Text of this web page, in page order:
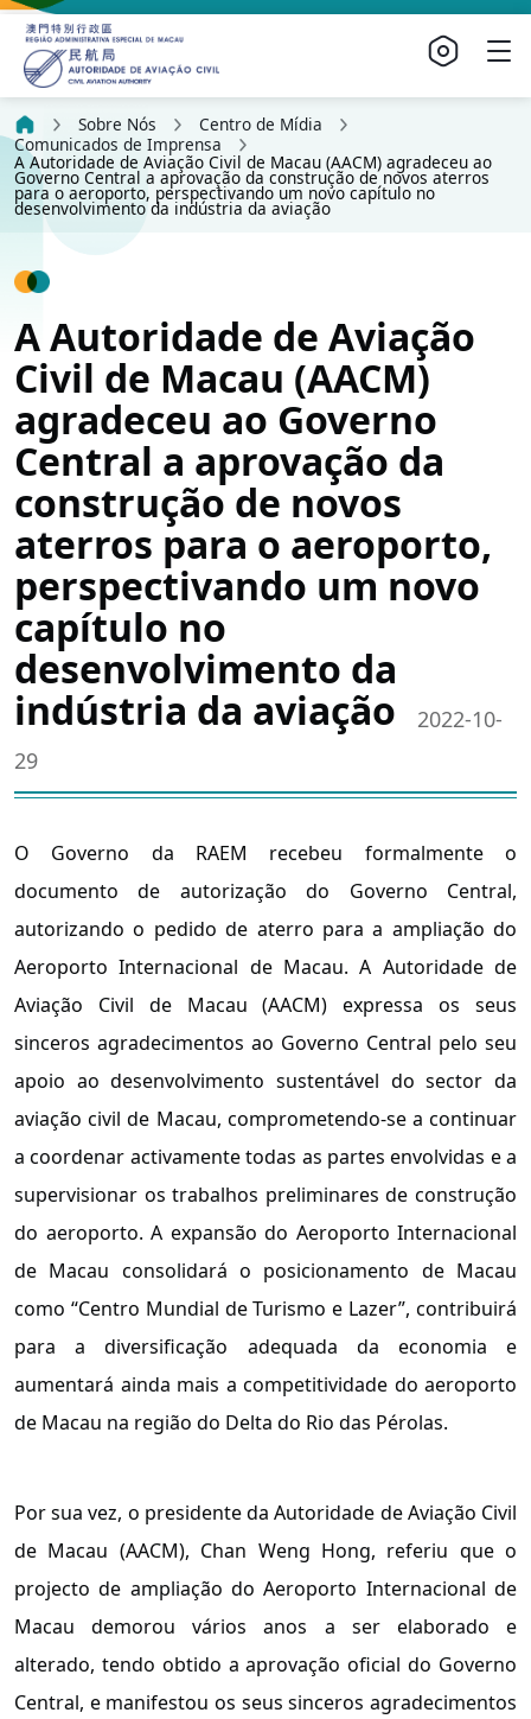
Sobre Nós
Centro de Mídia
Comunicados de Imprensa
A Autoridade de Aviação Civil de Macau (AACM) agradeceu ao
Governo Central a aprovação da construção de novos aterros
para o aeroporto, perspectivando um novo capítulo no
desenvolvimento da indústria da aviação
A Autoridade de Aviação
Civil de Macau (AACM)
agradeceu ao Governo
Central a aprovação da
construção de novos
aterros para o aeroporto,
perspectivando um novo
capítulo no
desenvolvimento da
indústria da aviação
2022-10-
29
O Governo da RAEM recebeu formalmente o
documento de autorização do Governo Central,
autorizando o pedido de aterro para a ampliação do
Aeroporto Internacional de Macau. A Autoridade de
Aviação Civil de Macau (AACM) expressa os seus
sinceros agradecimentos ao Governo Central pelo seu
apoio ao desenvolvimento sustentável do sector da
aviação civil de Macau, comprometendo-se a continuar
a coordenar activamente todas as partes envolvidas e a
supervisionar os trabalhos preliminares de construção
do aeroporto. A expansão do Aeroporto Internacional
de Macau consolidará o posicionamento de Macau
como “Centro Mundial de Turismo e Lazer”, contribuirá
para a diversificação adequada da economia e
aumentará ainda mais a competitividade do aeroporto
de Macau na região do Delta do Rio das Pérolas.
Por sua vez, o presidente da Autoridade de Aviação Civil
de Macau (AACM), Chan Weng Hong, referiu que o
projecto de ampliação do Aeroporto Internacional de
Macau demorou vários anos a ser elaborado e
alterado, tendo obtido a aprovação oficial do Governo
Central, e manifestou os seus sinceros agradecimentos